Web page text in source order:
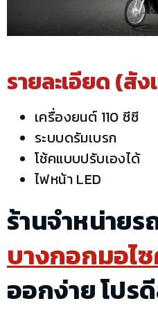
รายละเอียด (สัง
เครื่องยนต์ 110 ซีซี
ระบบดรัมเบรก
โช้คแบบปรับเองได้
ไฟหน้า LED
ร้านจำหน่าย
บางกอกมอไ
ออกง่าย โปร